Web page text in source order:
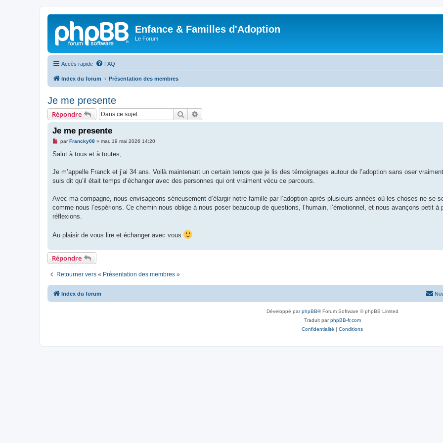
Enfance & Familles d'Adoption
Le Forum
Accès rapide FAQ
Index du forum Présentation des membres
Je me presente
Répondre Rechercher
Je me presente
M
s
g
n
l
u
parFrancky08» mar. 19 mai 2026 14:20
Salut à tous et à toutes,
Je m’appelle Franck et j’ai 34 ans. Voilà maintenant un certain temps que je lis des témoignages autour de l’adoption sans oser
suis dit qu’il était temps d’échanger avec des personnes qui ont vraiment vécu ce parcours.
Avec ma compagne, nous envisageons sérieusement d’élargir notre famille par l’adoption après plusieurs années où les choses ne se
comme nous l’espérions. Ce chemin nous oblige à nous poser beaucoup de questions, l’humain, l’émotionnel, et nous avançons petit à
réflexions.
Au plaisir de vous lire et échanger avec vous
Répondre
Retourner vers « Présentation des membres »
Index du forum
Développé parphpBB® Forum Software © phpBB Limited
Traduit parphpBB-fr.com
Confidentialité | Conditions